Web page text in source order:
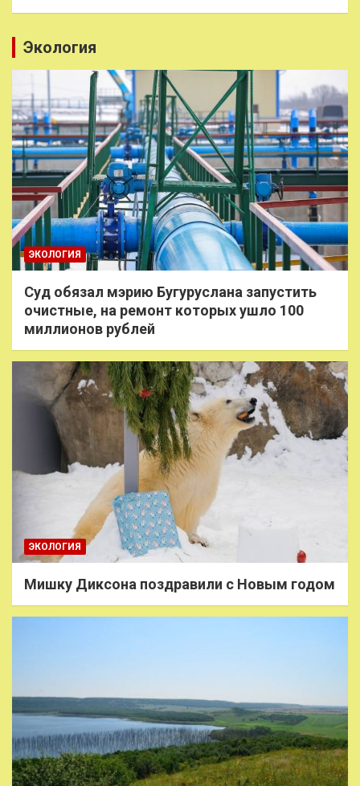
Экология
ЭКОЛОГИЯ
Суд обязал мэрию Бугуруслана запустить
очистные, на ремонт которых ушло 100
миллионов рублей
ЭКОЛОГИЯ
Мишку Диксона поздравили с Новым годом